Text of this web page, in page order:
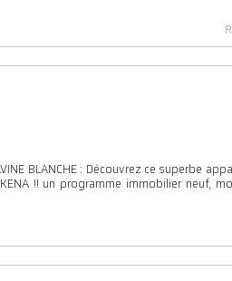
BLANCHE : Découvrez ce superbe
!! un programme immobilier neuf,